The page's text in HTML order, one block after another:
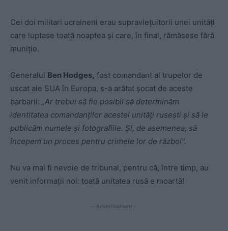
Cei doi militari ucraineni erau supraviețuitorii unei unități
care luptase toată noaptea și care, în final, rămăsese fără
muniție.
Generalul Ben Hodges, fost comandant al trupelor de
uscat ale SUA în Europa, s-a arătat șocat de aceste
barbarii: „Ar trebui să fie posibil să determinăm
identitatea comandanților acestei unități rusești și să le
publicăm numele și fotografiile. Și, de asemenea, să
începem un proces pentru crimele lor de război”.
Nu va mai fi nevoie de tribunal, pentru că, între timp, au
venit informații noi: toată unitatea rusă e moartă!
- Advertisement -